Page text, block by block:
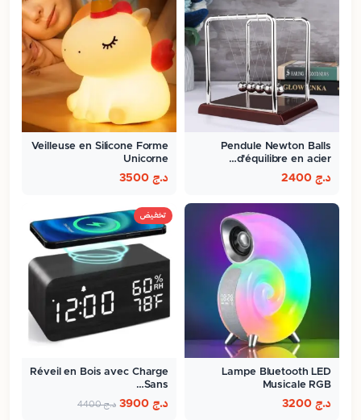
Pendule Newton Balls
d'équilibre en acier…
د.ج
Veilleuse en Silicone Forme
Unicorne
د.ج
Lampe Bluetooth LED
Musicale RGB
د.ج
تخفيض
Réveil en Bois avec Charge
Sans…
د.ج د.ج4400